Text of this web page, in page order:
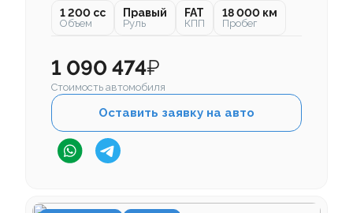
1 200 cc
Объем
Правый
Руль
FAT
КПП
18 000 км
Пробег
1 090 474₽
Стоимость автомобиля
Оставить заявку на авто